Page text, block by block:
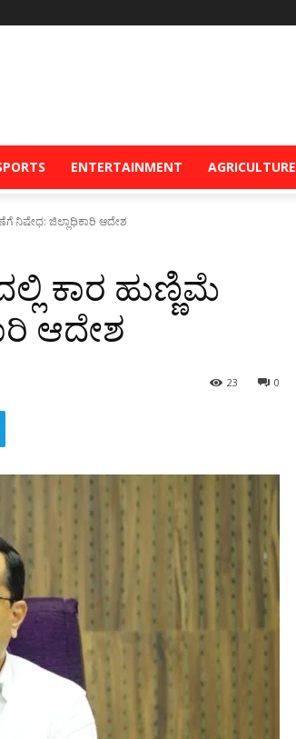
ENTERTAINMENT AGRICULTURE
ನಿಷೇಧ: ಜಿಲ್ಲಾಧಿಕಾರಿ ಆದೇಶ
ಕಾರ ಹುಣ್ಣಿಮೆ
ಆದೇಶ
0
23